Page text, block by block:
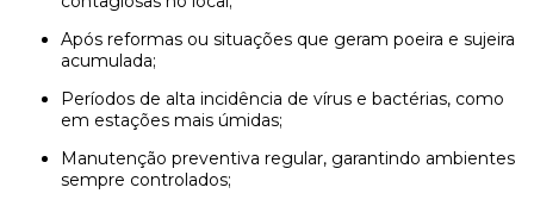
Após reformas ou situações que geram poeira e sujeira
acumulada;
Períodos de alta incidência de vírus e bactérias, como
em estações mais úmidas;
Manutenção preventiva regular, garantindo ambientes
sempre controlados;